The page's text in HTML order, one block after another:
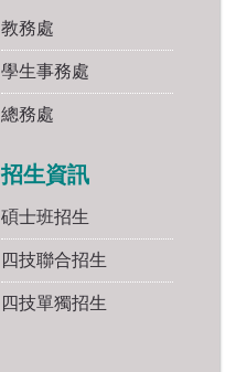
教務處
學生事務處
總務處
招生資訊
碩士班招生
四技聯合招生
四技單獨招生